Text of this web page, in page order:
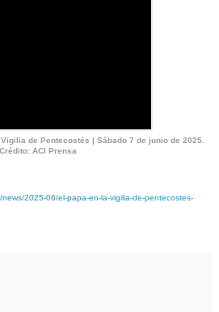
de Pentecostés | Sábado 7 de junio de 2025.
Crédito: ACI Prensa
2025-06/el-papa-en-la-vigilia-de-pentecostes-